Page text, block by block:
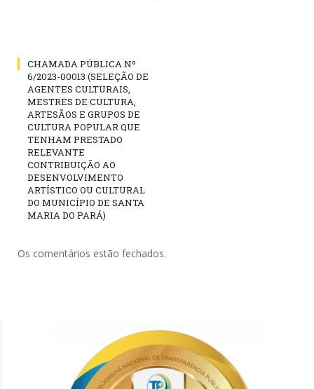
CHAMADA PÚBLICA Nº
6/2023-00013 (SELEÇÃO DE
AGENTES CULTURAIS,
MESTRES DE CULTURA,
ARTESÃOS E GRUPOS DE
CULTURA POPULAR QUE
TENHAM PRESTADO
RELEVANTE
CONTRIBUIÇÃO AO
DESENVOLVIMENTO
ARTÍSTICO OU CULTURAL
DO MUNICÍPIO DE SANTA
MARIA DO PARÁ)
Os comentários estão fechados.